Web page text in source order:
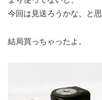
今回は見送ろうかな、と
結局買っちゃったよ。